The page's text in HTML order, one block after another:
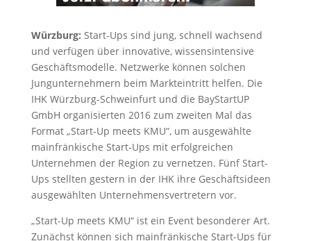
Würzburg: Start-Ups sind jung, schnell wachsend
und verfügen über innovative, wissensintensive
Geschäftsmodelle. Netzwerke können solchen
Jungunternehmern beim Markteintritt helfen. Die
IHK Würzburg-Schweinfurt und die BayStartUP
GmbH organisierten 2016 zum zweiten Mal das
Format „Start-Up meets KMU“, um ausgewählte
mainfränkische Start-Ups mit erfolgreichen
Unternehmen der Region zu vernetzen. Fünf Start-
Ups stellten gestern in der IHK ihre Geschäftsideen
ausgewählten Unternehmensvertretern vor.
„Start-Up meets KMU“ ist ein Event besonderer Art.
Zunächst können sich mainfränkische Start-Ups für